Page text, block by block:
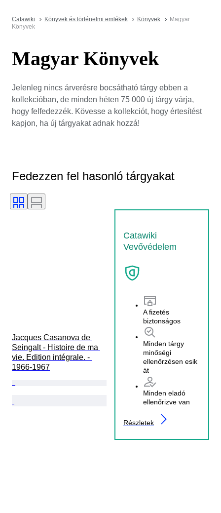
Catawiki Könyvek és történelmi emlékek Könyvek
Magyar
Könyvek
Magyar Könyvek
Jelenleg nincs árverésre bocsátható tárgy ebben a
kollekcióban, de minden héten 75 000 új tárgy várja,
hogy felfedezzék. Kövesse a kollekciót, hogy értesítést
kapjon, ha új tárgyakat adnak hozzá!
Fedezzen fel hasonló tárgyakat
Catawiki
Vevővédelem
A fizetés
biztonságos
Minden tárgy
minőségi
ellenőrzésen esik
át
Minden eladó
ellenőrizve van
Részletek
Jacques Casanova de
Seingalt - Histoire de ma
vie. Edition intégrale. -
1966-1967